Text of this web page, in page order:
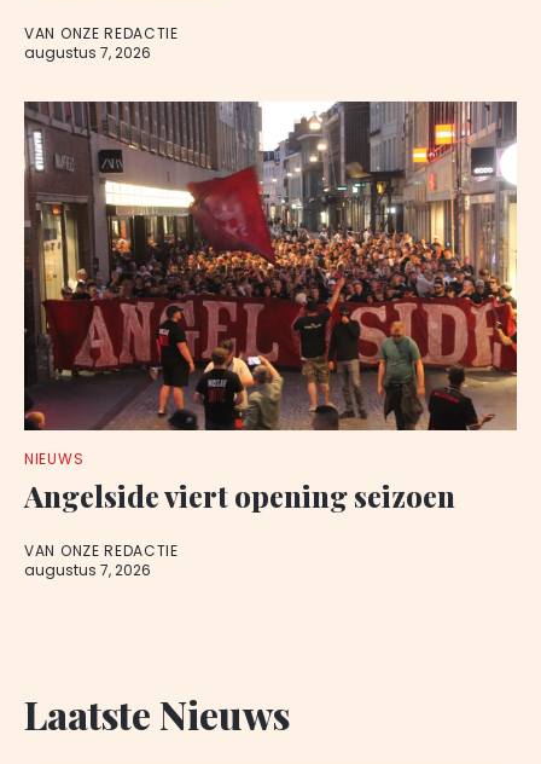
VAN ONZE REDACTIE
augustus 7, 2026
NIEUWS
Angelside viert opening seizoen
VAN ONZE REDACTIE
augustus 7, 2026
Laatste Nieuws